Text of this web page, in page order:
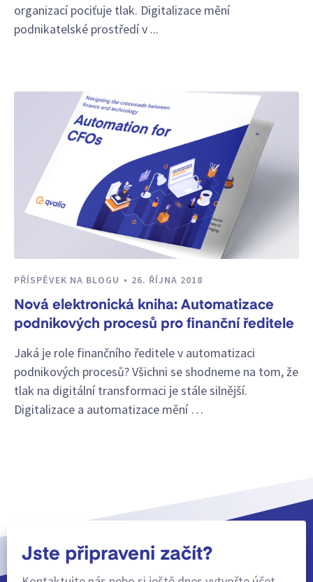
organizací pociťuje tlak. Digitalizace mění
podnikatelské prostředí v ...
PŘÍSPĚVEK NA BLOGU 26. ŘÍJNA 2018
Nová elektronická kniha: Automatizace
podnikových procesů pro finanční ředitele
Jaká je role finančního ředitele v automatizaci
podnikových procesů? Všichni se shodneme na tom, že
tlak na digitální transformaci je stále silnější.
Digitalizace a automatizace mění …
Jste připraveni začít?